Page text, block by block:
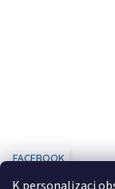
FACEBOOK